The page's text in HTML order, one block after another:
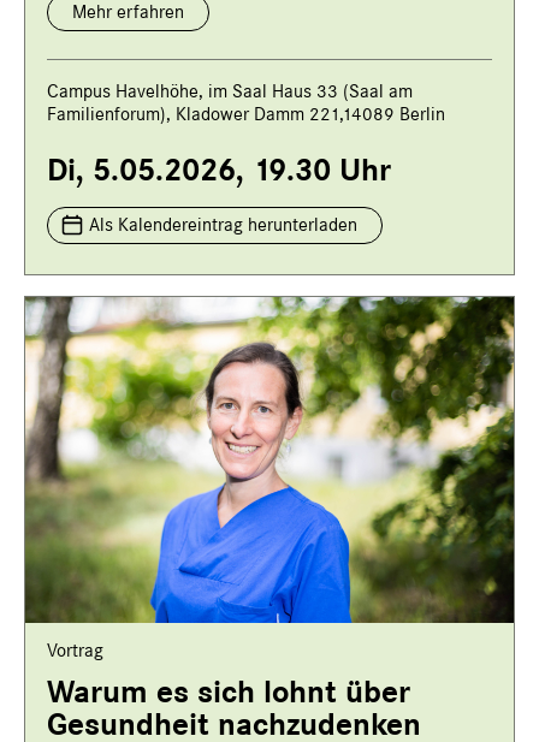
Mehr erfahren
Campus Havelhöhe, im Saal Haus 33 (Saal am
Familienforum), Kladower Damm 221,14089 Berlin
Di, 5.05.2026, 19.30 Uhr
Als Kalendereintrag herunterladen
Vortrag
Warum es sich lohnt über
Gesundheit nachzudenken